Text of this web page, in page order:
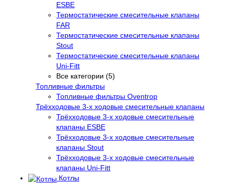
ESBE
Термостатические смесительные клапаны
FAR
Термостатические смесительные клапаны
Stout
Термостатические смесительные клапаны
Uni-Fitt
Все категории (5)
Топливные фильтры
Топливные фильтры Oventrop
Трёхходовые 3-х ходовые смесительные клапаны
Трёхходовые 3-х ходовые смесительные
клапаны ESBE
Трёхходовые 3-х ходовые смесительные
клапаны Stout
Трёхходовые 3-х ходовые смесительные
клапаны Uni-Fitt
Котлы